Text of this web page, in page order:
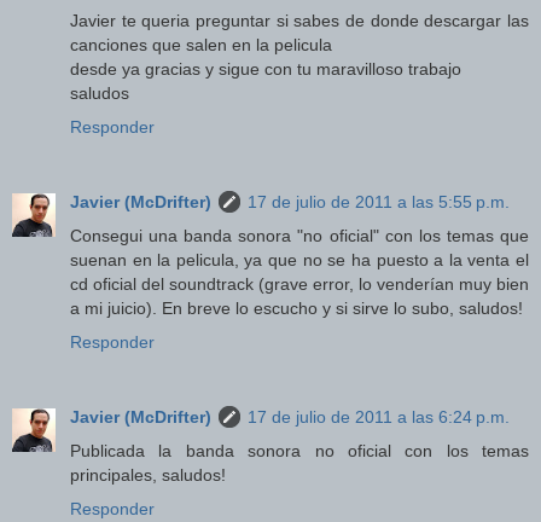
Javier te queria preguntar si sabes de donde descargar las
canciones que salen en la pelicula
desde ya gracias y sigue con tu maravilloso trabajo
saludos
Responder
Javier (McDrifter)
17 de julio de 2011 a las 5:55 p.m.
Consegui una banda sonora "no oficial" con los temas que
suenan en la pelicula, ya que no se ha puesto a la venta el
cd oficial del soundtrack (grave error, lo venderían muy bien
a mi juicio). En breve lo escucho y si sirve lo subo, saludos!
Responder
Javier (McDrifter)
17 de julio de 2011 a las 6:24 p.m.
Publicada la banda sonora no oficial con los temas
principales, saludos!
Responder